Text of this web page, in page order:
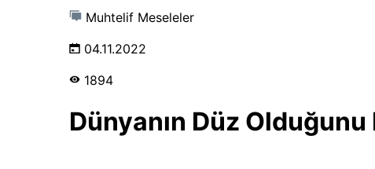
Muhtelif Meseleler
04.11.2022
1894
Dünyanın Düz Olduğunu